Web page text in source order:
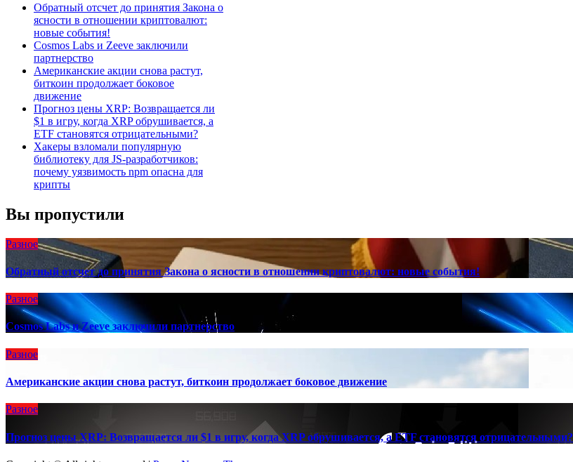
Обратный отсчет до принятия Закона о
ясности в отношении криптовалют:
новые события!
Cosmos Labs и Zeeve заключили
партнерство
Американские акции снова растут,
биткоин продолжает боковое
движение
Прогноз цены XRP: Возвращается ли
$1 в игру, когда XRP обрушивается, а
ETF становятся отрицательными?
Хакеры взломали популярную
библиотеку для JS-разработчиков:
почему уязвимость npm опасна для
крипты
Вы пропустили
Разное
Обратный отсчет до принятия Закона о ясности в отношении криптовалют: новые события!
Разное
Cosmos Labs и Zeeve заключили партнерство
Разное
Американские акции снова растут, биткоин продолжает боковое движение
Разное
Прогноз цены XRP: Возвращается ли $1 в игру, когда XRP обрушивается, а ETF становятся отрицательными?